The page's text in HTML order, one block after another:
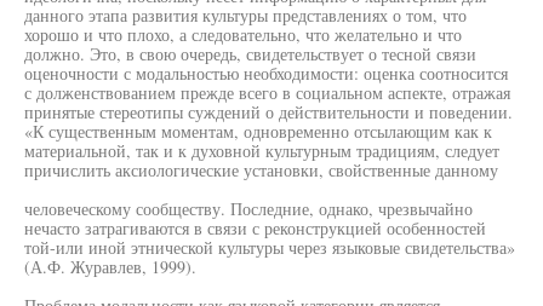
данного этапа развития культуры представлениях о том, что
хорошо и что плохо, а следовательно, что желательно и что
должно. Это, в свою очередь, свидетельствует о тесной связи
оценочности с модальностью необходимости: оценка соотносится
с долженствованием прежде всего в социальном аспекте, отражая
принятые стереотипы суждений о действительности и поведении.
«К существенным моментам, одновременно отсылающим как к
материальной, так и к духовной культурным традициям, следует
причислить аксиологические установки, свойственные данному
человеческому сообществу. Последние, однако, чрезвычайно
нечасто затрагиваются в связи с реконструкцией особенностей
той-или иной этнической культуры через языковые свидетельства»
(А.Ф. Журавлев, 1999).